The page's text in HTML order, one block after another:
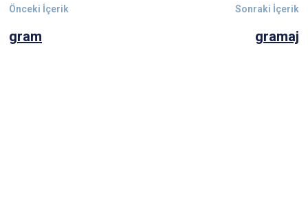
Önceki İçerik
gram
Sonraki İçerik
gramaj